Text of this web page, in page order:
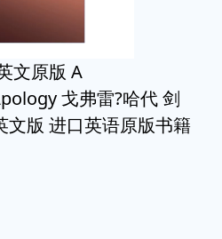
文原版 A
戈弗雷?哈代 剑
文版 进口英语原版书籍